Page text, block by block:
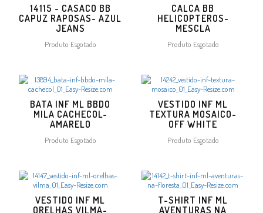
14115 - CASACO BB
CAPUZ RAPOSAS- AZUL
JEANS
Produto Esgotado
CALCA BB
HELICOPTEROS-
MESCLA
Produto Esgotado
BATA INF ML BBDO
MILA CACHECOL-
AMARELO
Produto Esgotado
VESTIDO INF ML
TEXTURA MOSAICO-
OFF WHITE
Produto Esgotado
VESTIDO INF ML
ORELHAS VILMA-
T-SHIRT INF ML
AVENTURAS NA